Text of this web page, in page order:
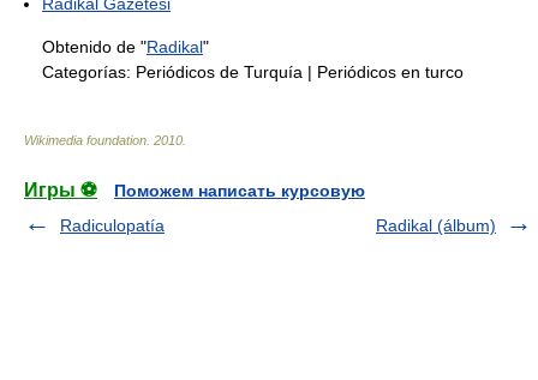
Obtenido de "Radikal"
Categorías: Periódicos de Turquía | Periódicos en turco
Wikimedia foundation 2010
Игры ⚽
Поможем написать курсовую
Radiculopatía
Radikal (álbum)